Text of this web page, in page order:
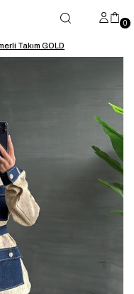
0
Takım GOLD